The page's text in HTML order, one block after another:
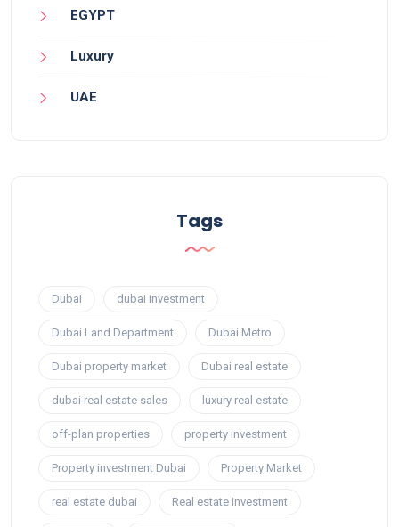
EGYPT
Luxury
UAE
Tags
Dubai dubai investment
Dubai Land Department Dubai Metro
Dubai property market Dubai real estate
dubai real estate sales luxury real estate
off-plan properties property investment
Property investment Dubai Property Market
real estate dubai Real estate investment